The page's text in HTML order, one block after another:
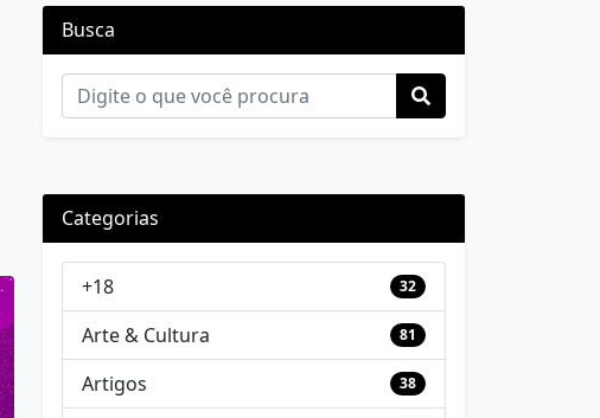
Busca
Categorias
+18 32
Arte & Cultura 81
Artigos 38